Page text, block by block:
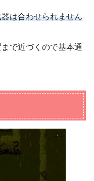
は合わせられません
で近づくので基本通